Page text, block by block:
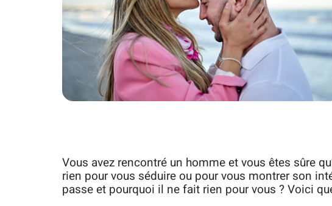
Vous avez rencontré un homme et vous êtes sûre
rien pour vous séduire ou pour vous montrer son
passe et pourquoi il ne fait rien pour vous ? Voici